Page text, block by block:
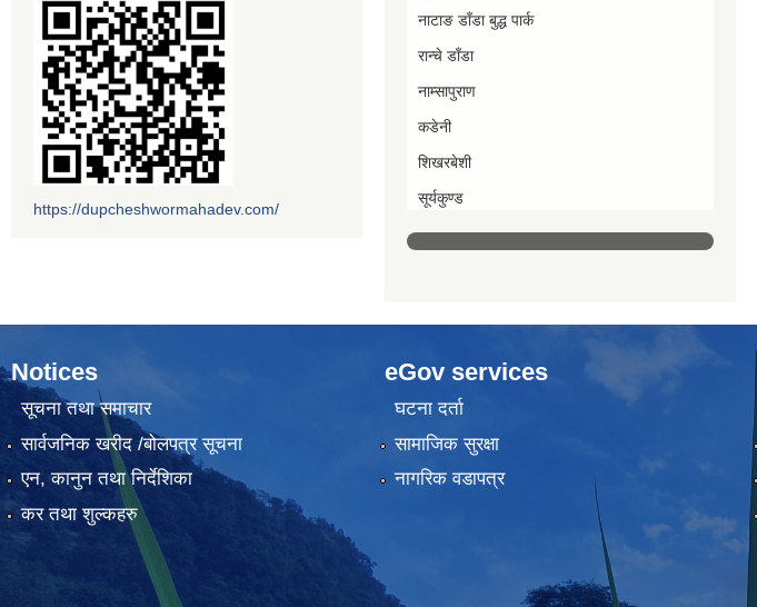
https://dupcheshwormahadev.com/
नाटाङ डाँडा बुद्ध पार्क
रान्चे डाँडा
नाम्सापुराण
कडेनी
शिखरबेशी
सूर्यकुण्ड
Notices
सूचना तथा समाचार
सार्वजनिक खरीद /बोलपत्र सूचना
एन, कानुन तथा निर्देशिका
कर तथा शुल्कहरु
eGov services
घटना दर्ता
सामाजिक सुरक्षा
नागरिक वडापत्र